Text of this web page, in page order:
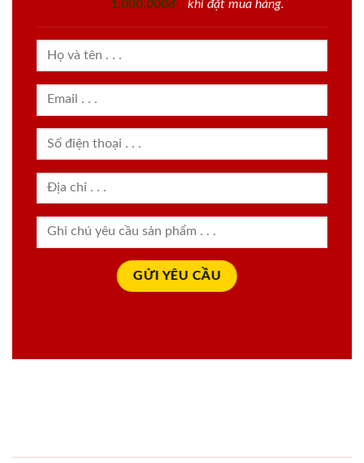
1.000.000đ
khi đặt mua hàng.